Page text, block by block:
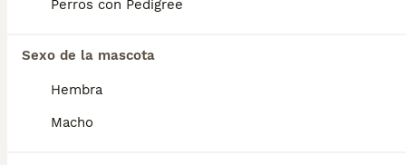
Perros con Pedigree
Sexo de la mascota
Hembra
Macho
Informarse bien y comparar opciones antes
decisión.